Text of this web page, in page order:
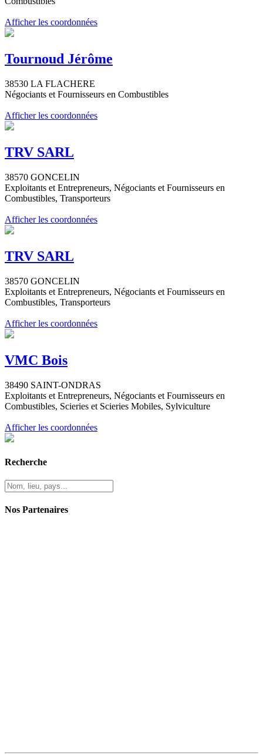
Afficher les coordonnées
Tournoud Jérôme
38530 LA FLACHERE
Négociants et Fournisseurs en Combustibles
Afficher les coordonnées
TRV SARL
38570 GONCELIN
Exploitants et Entrepreneurs, Négociants et Fournisseurs en
Combustibles, Transporteurs
Afficher les coordonnées
TRV SARL
38570 GONCELIN
Exploitants et Entrepreneurs, Négociants et Fournisseurs en
Combustibles, Transporteurs
Afficher les coordonnées
VMC Bois
38490 SAINT-ONDRAS
Exploitants et Entrepreneurs, Négociants et Fournisseurs en
Combustibles, Scieries et Scieries Mobiles, Sylviculture
Afficher les coordonnées
Recherche
Nos Partenaires